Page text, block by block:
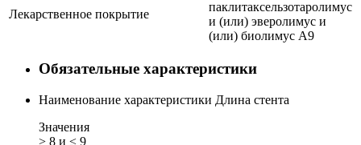
Лекарственное покрытие
паклитаксельзотаролимус
и (или) эверолимус и
(или) биолимус А9
Обязательные характеристики
Наименование характеристики Длина стента
Значения
> 8 и ≤ 9